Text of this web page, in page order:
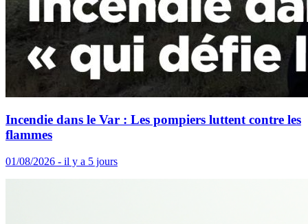
Incendie dans le Var : Les pompiers luttent contre les
flammes
01/08/2026 - il y a 5 jours